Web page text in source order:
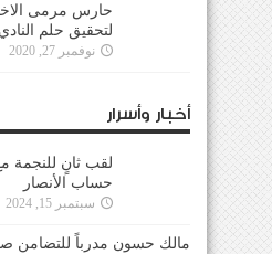
حارس مرمى
لتحقيق حلم
نوفمبر 27, 2020
أخبار وأسرار
لقب ثانٍ للنجمة
حساب الأنصار
سبتمبر 15, 2024
مالك حسون مدرباً للتضامن